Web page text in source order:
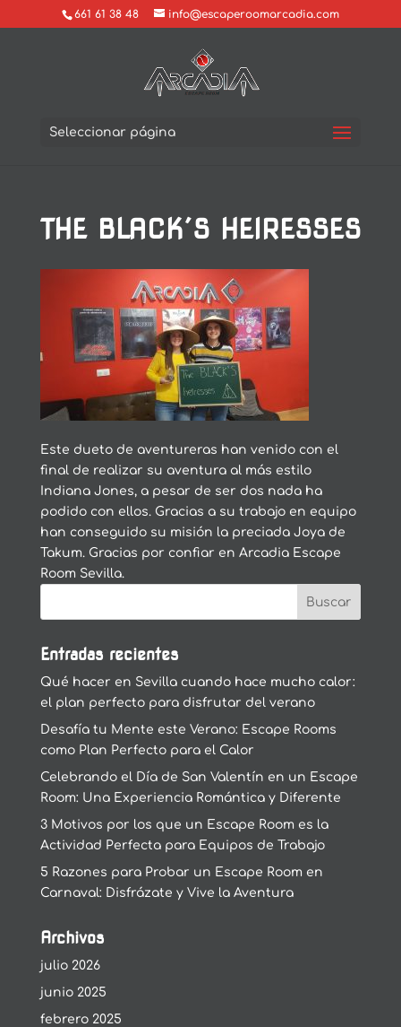
661 61 38 48 info@escaperoomarcadia.com
Seleccionar página
THE BLACK´S HEIRESSES
Este dueto de aventureras han venido con el
final de realizar su aventura al más estilo
Indiana Jones, a pesar de ser dos nada ha
podido con ellos. Gracias a su trabajo en equipo
han conseguido su misión la preciada Joya de
Takum. Gracias por confiar en Arcadia Escape
Room Sevilla.
Entradas recientes
Qué hacer en Sevilla cuando hace mucho calor:
el plan perfecto para disfrutar del verano
Desafía tu Mente este Verano: Escape Rooms
como Plan Perfecto para el Calor
Celebrando el Día de San Valentín en un Escape
Room: Una Experiencia Romántica y Diferente
3 Motivos por los que un Escape Room es la
Actividad Perfecta para Equipos de Trabajo
5 Razones para Probar un Escape Room en
Carnaval: Disfrázate y Vive la Aventura
Archivos
julio 2026
junio 2025
febrero 2025